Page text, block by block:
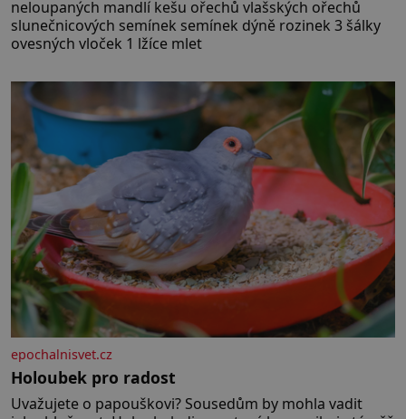
neloupaných mandlí kešu ořechů vlašských ořechů
slunečnicových semínek semínek dýně rozinek 3 šálky
ovesných vloček 1 lžíce mlet
epochalnisvet.cz
Holoubek pro radost
Uvažujete o papouškovi? Sousedům by mohla vadit